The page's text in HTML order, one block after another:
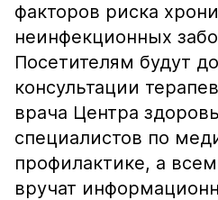
факторов риска
неинфекционных
Посетителям будут
консультации
врача Центра
специалистов по
профилактике, а
вручат